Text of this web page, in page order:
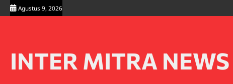
Skip
to
Agustus 9, 2026
INTER MITRA NEWS